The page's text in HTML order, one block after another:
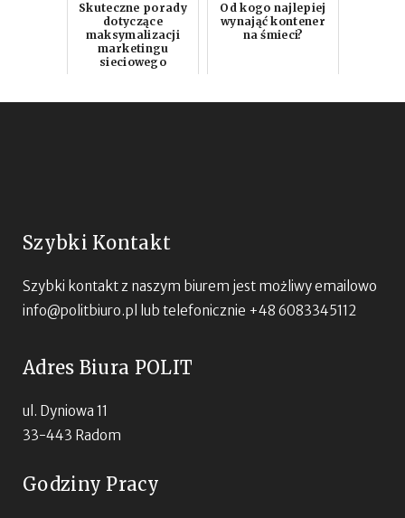
Skuteczne porady
dotyczące
maksymalizacji
marketingu
sieciowego
Od kogo najlepiej
wynająć kontener
na śmieci?
Szybki Kontakt
Szybki kontakt z naszym biurem jest możliwy emailowo
info@politbiuro.pl
lub telefonicznie +48 6083345112
Adres Biura POLIT
ul. Dyniowa 11
33-443 Radom
Godziny Pracy